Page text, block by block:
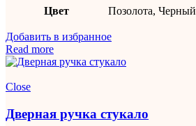
Цвет Позолота, Черный
Добавить в избранное
Read more
Close
Дверная ручка стукало